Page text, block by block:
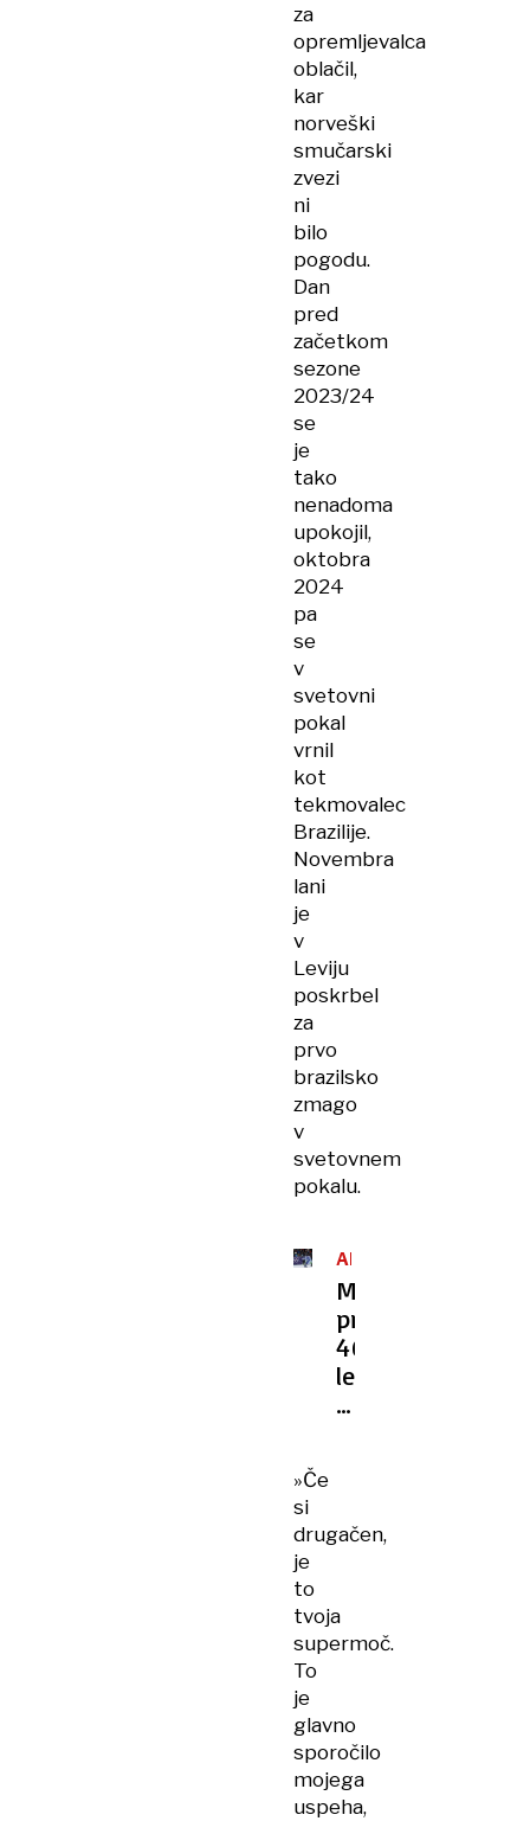
za
opremljevalca
oblačil,
kar
norveški
smučarski
zvezi
ni
bilo
pogodu.
Dan
pred
začetkom
sezone
2023/24
se
je
tako
nenadoma
upokojil,
oktobra
2024
pa
se
v
svetovni
pokal
vrnil
kot
tekmovalec
Brazilije.
Novembra
lani
je
v
Leviju
poskrbel
za
prvo
brazilsko
zmago
v
svetovnem
pokalu.
ALPSKO
SMUČANJE
Mama
pri
46
letih
in
spisala
»Če
si
drugačen,
je
to
tvoja
supermoč.
To
je
glavno
sporočilo
mojega
uspeha,